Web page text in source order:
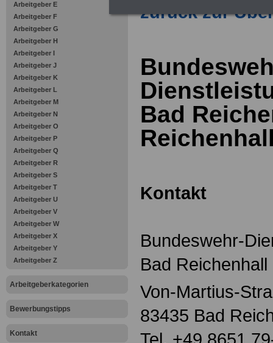
Arbeitgeber E
Arbeitgeber F
Arbeitgeber G
Arbeitgeber H
Arbeitgeber I
Arbeitgeber J
Arbeitgeber K
Arbeitgeber L
Arbeitgeber M
Arbeitgeber N
Arbeitgeber O
Arbeitgeber P
Arbeitgeber Q
Arbeitgeber R
Arbeitgeber S
Arbeitgeber T
Arbeitgeber U
Arbeitgeber V
Arbeitgeber W
Arbeitgeber X
Arbeitgeber Y
Arbeitgeber Z
Arbeitgeberkategorien
Bewerbungstipps
Kontakt
zurück zur
Bad
Kontakt
Bundeswehr-
Bad Reichenhall
Von-Martius-
83435 Bad